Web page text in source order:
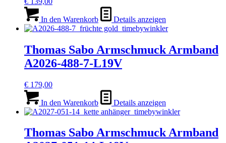
In den Warenkorb Details anzeigen
Thomas Sabo Armschmuck Armband
A2026-488-7-L19V
€ 179,00
In den Warenkorb Details anzeigen
Thomas Sabo Armschmuck Armband